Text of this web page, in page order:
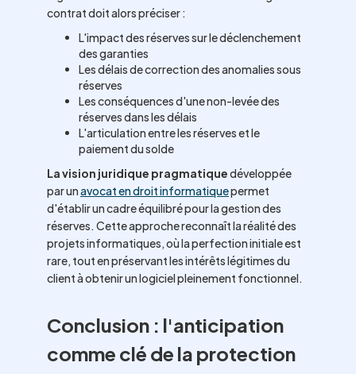
contrat doit alors préciser :
L'impact des réserves sur le déclenchement
des garanties
Les délais de correction des anomalies sous
réserves
Les conséquences d'une non-levée des
réserves dans les délais
L'articulation entre les réserves et le
paiement du solde
La vision juridique pragmatiquedéveloppée
par unavocat en droit informatiquepermet
d'établir un cadre équilibré pour la gestion des
réserves. Cette approche reconnaît la réalité des
projets informatiques, où la perfection initiale est
rare, tout en préservant les intérêts légitimes du
client à obtenir un logiciel pleinement fonctionnel.
Conclusion : l'anticipation
comme clé de la protection